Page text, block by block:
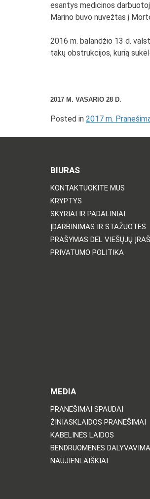
esantys medicinos
Marino buvo nuvežtas į
2016 m. balandžio 13 d.
takų obstrukcijos, kurią
2017 M. VASARIO 28 D.
Posted in 2017 m.
BIURAS
KONTAKTUOKITE MUS
KRYPTYS
SKYRIAI IR PADALINIAI
ĮDARBINIMAS IR STAŽUOTĖS
PRAŠYMAS DĖL VIEŠŲJŲ
PRIVATUMO POLITIKA
MEDIA
PRANEŠIMAI SPAUDAI
ŽINIASKLAIDOS PRANEŠIMAI
KABELINĖS LAIDOS
BENDRUOMENĖS
NAUJIENLAIŠKIAI